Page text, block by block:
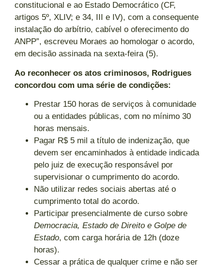
constitucional e ao Estado Democrático (CF,
artigos 5º, XLIV; e 34, III e IV), com a consequente
instalação do arbítrio, cabível o oferecimento do
ANPP”, escreveu Moraes ao homologar o acordo,
em decisão assinada na sexta-feira (5).
Ao reconhecer os atos criminosos, Rodrigues
concordou com uma série de condições:
Prestar 150 horas de serviços à comunidade
ou a entidades públicas, com no mínimo 30
horas mensais.
Pagar R$ 5 mil a título de indenização, que
devem ser encaminhados à entidade indicada
pelo juiz de execução responsável por
supervisionar o cumprimento do acordo.
Não utilizar redes sociais abertas até o
cumprimento total do acordo.
Participar presencialmente de curso sobre
Democracia, Estado de Direito e Golpe de
Estado, com carga horária de 12h (doze
horas).
Cessar a prática de qualquer crime e não ser